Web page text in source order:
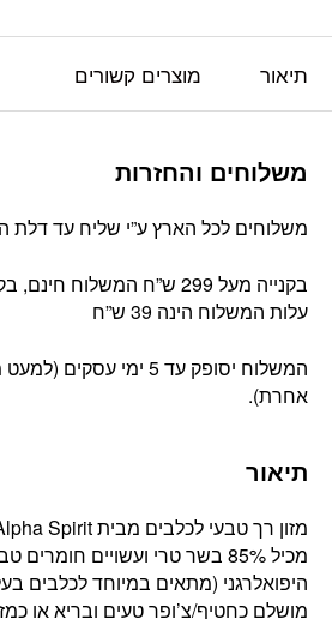
תיאור מוצרים קשורים
משלוחים והחזרות
משלוחים לכל הארץ ע”י שליח עד דלת
בקנייה מעל 299 ש”ח המשלוח
עלות המשלוח הינה 39 ש”ח
המשלוח יסופק עד 5 ימי
אחרת).
תיאור
מזון רך טבעי לכלבים מבית Alpha Spirit, ספרד
מכיל 85% בשר טרי ועשויים חומרים טבעיים בלבד
היפואלרגני (מתאים במיוחד לכלבים
מושלם כחטיף/צ’ופר טעים ובריא או